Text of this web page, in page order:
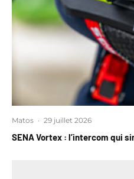
Matos · 29 juillet 2026
SENA Vortex : l’intercom qui